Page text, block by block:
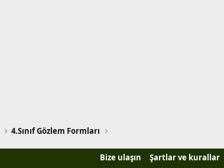
4.Sınıf Gözlem Formları
Bize ulaşın Şartlar ve kurallar